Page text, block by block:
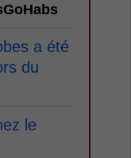
a été
du
le